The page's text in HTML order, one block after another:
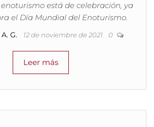
está de celebración, ya
el Día Mundial del Enoturismo.
G. 12 de noviembre de 2021 0
Leer más